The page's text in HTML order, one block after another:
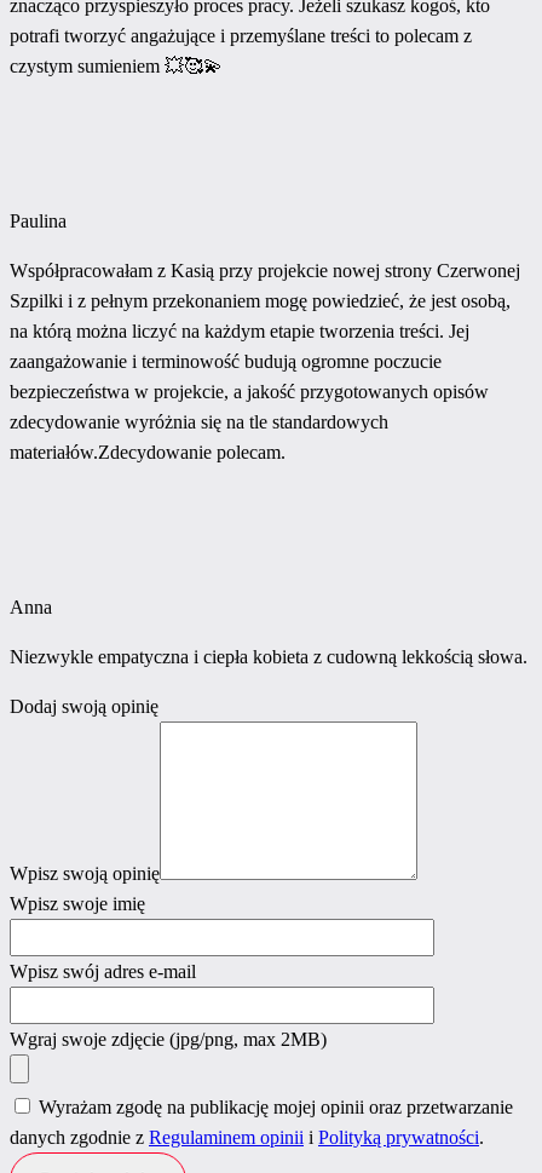
znacząco przyspieszyło proces pracy. Jeżeli szukasz kogoś, kto
potrafi tworzyć angażujące i przemyślane treści to polecam z
czystym sumieniem 💥🥰💫
Paulina
Współpracowałam z Kasią przy projekcie nowej strony Czerwonej
Szpilki i z pełnym przekonaniem mogę powiedzieć, że jest osobą,
na którą można liczyć na każdym etapie tworzenia treści. Jej
zaangażowanie i terminowość budują ogromne poczucie
bezpieczeństwa w projekcie, a jakość przygotowanych opisów
zdecydowanie wyróżnia się na tle standardowych
materiałów.Zdecydowanie polecam.
Anna
Niezwykle empatyczna i ciepła kobieta z cudowną lekkością słowa.
Dodaj swoją opinię
Wpisz swoją opinię
Wpisz swoje imię
Wpisz swój adres e-mail
Wgraj swoje zdjęcie (jpg/png, max 2MB)
Wyrażam zgodę na publikację mojej opinii oraz przetwarzanie
danych zgodnie z Regulaminem opinii i Polityką prywatności.